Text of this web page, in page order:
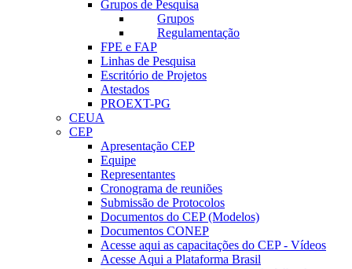
Grupos de Pesquisa
Grupos
Regulamentação
FPE e FAP
Linhas de Pesquisa
Escritório de Projetos
Atestados
PROEXT-PG
CEUA
CEP
Apresentação CEP
Equipe
Representantes
Cronograma de reuniões
Submissão de Protocolos
Documentos do CEP (Modelos)
Documentos CONEP
Acesse aqui as capacitações do CEP - Vídeos
Acesse Aqui a Plataforma Brasil